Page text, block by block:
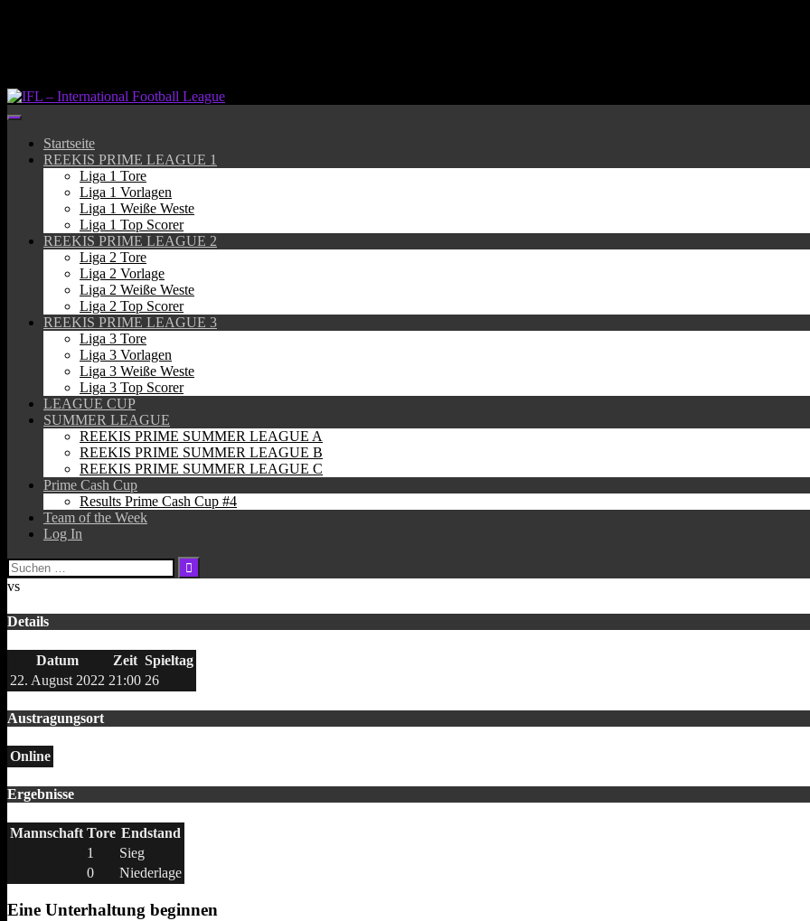
Startseite
REEKIS PRIME LEAGUE 1
Liga 1 Tore
Liga 1 Vorlagen
Liga 1 Weiße Weste
Liga 1 Top Scorer
REEKIS PRIME LEAGUE 2
Liga 2 Tore
Liga 2 Vorlage
Liga 2 Weiße Weste
Liga 2 Top Scorer
REEKIS PRIME LEAGUE 3
Liga 3 Tore
Liga 3 Vorlagen
Liga 3 Weiße Weste
Liga 3 Top Scorer
LEAGUE CUP
SUMMER LEAGUE
REEKIS PRIME SUMMER LEAGUE A
REEKIS PRIME SUMMER LEAGUE B
REEKIS PRIME SUMMER LEAGUE C
Prime Cash Cup
Results Prime Cash Cup #4
Team of the Week
Log In
Suchen
nach:
vs
Details
Datum Zeit Spieltag
22. August 2022 21:00 26
Austragungsort
Online
Ergebnisse
Mannschaft Tore Endstand
1
Sieg
0
Niederlage
Eine Unterhaltung beginnen